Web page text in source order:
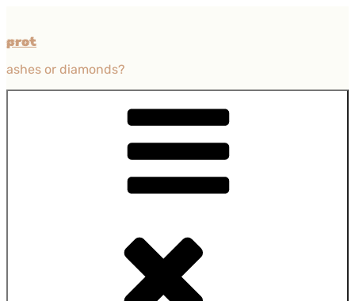
treści
prot
ashes or diamonds?